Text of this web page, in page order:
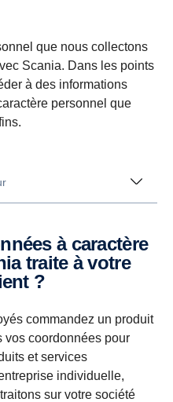
que nous collectons
Scania. Dans les points
à des informations
personnel que
traite à votre
?
commandez un produit
vos coordonnées pour
et services
individuelle,
sur votre société